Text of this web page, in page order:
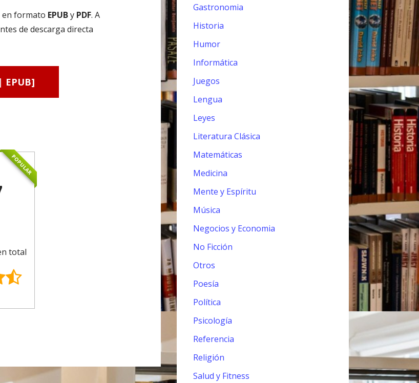
en formato EPUBy PDF. A
de descarga directa
EPUB]
POPULAR
total
Gastronomia
Historia
Humor
Informática
Juegos
Lengua
Leyes
Literatura Clásica
Matemáticas
Medicina
Mente y Espíritu
Música
Negocios y Economia
No Ficción
Otros
Poesía
Política
Psicología
Referencia
Religión
Salud y Fitness